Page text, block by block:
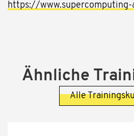
https://www.supercomputing-
Ähnliche
Alle